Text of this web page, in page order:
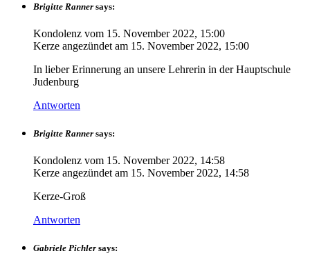
Brigitte Ranner says:
Kondolenz vom 15. November 2022, 15:00
Kerze angezündet am 15. November 2022, 15:00
In lieber Erinnerung an unsere Lehrerin in der Hauptschule
Judenburg
Antworten
Brigitte Ranner says:
Kondolenz vom 15. November 2022, 14:58
Kerze angezündet am 15. November 2022, 14:58
Kerze-Groß
Antworten
Gabriele Pichler says: